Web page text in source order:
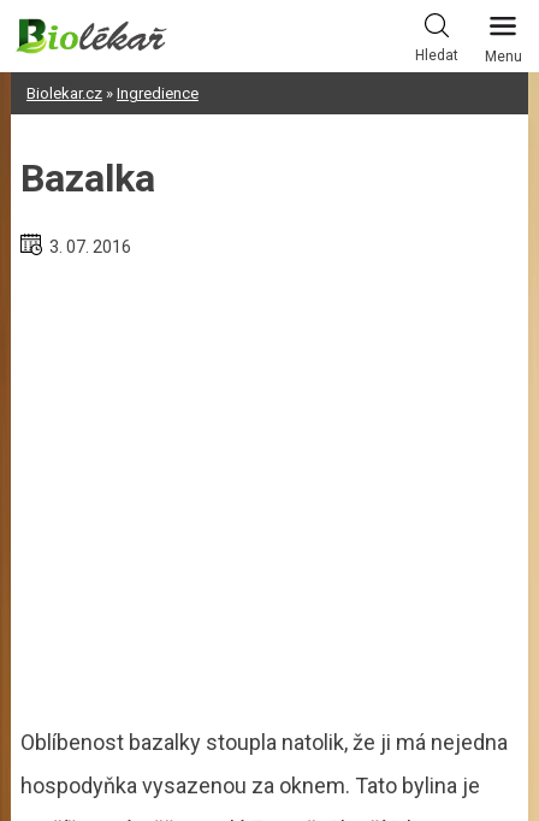
Skip
content
Hledat Menu
Biolekar.cz» Ingredience
Bazalka
3. 07. 2016
Oblíbenost bazalky stoupla natolik, že ji má nejedna
hospodyňka vysazenou za oknem. Tato bylina je